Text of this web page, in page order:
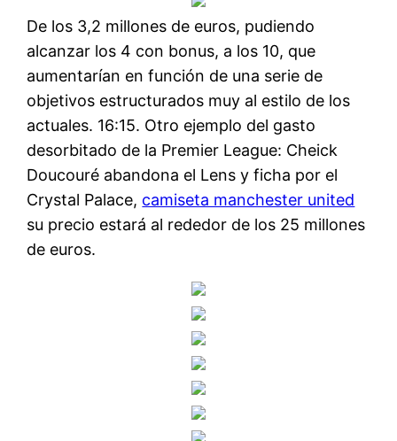
De los 3,2 millones de euros, pudiendo
alcanzar los 4 con bonus, a los 10, que
aumentarían en función de una serie de
objetivos estructurados muy al estilo de los
actuales. 16:15. Otro ejemplo del gasto
desorbitado de la Premier League: Cheick
Doucouré abandona el Lens y ficha por el
Crystal Palace, camiseta manchester united
su precio estará al rededor de los 25 millones
de euros.